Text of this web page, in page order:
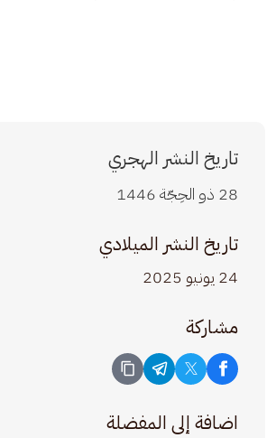
تاريخ النشر الهجري
28 ذو الحِجّة 1446
تاريخ النشر الميلادي
24 يونيو 2025
مشاركة
اضافة إلى المفضلة